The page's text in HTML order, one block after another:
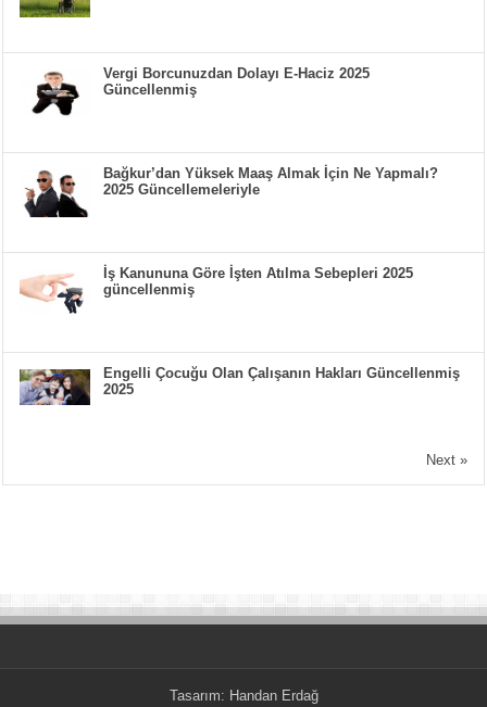
Vergi Borcunuzdan Dolayı E-Haciz 2025
Güncellenmiş
Bağkur’dan Yüksek Maaş Almak İçin Ne Yapmalı?
2025 Güncellemeleriyle
İş Kanununa Göre İşten Atılma Sebepleri 2025
güncellenmiş
Engelli Çocuğu Olan Çalışanın Hakları Güncellenmiş
2025
Next »
Tasarım: Handan Erdağ